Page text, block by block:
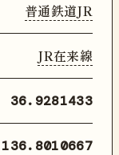
普通鉄道JR
JR在来線
36.9281433
136.8010667